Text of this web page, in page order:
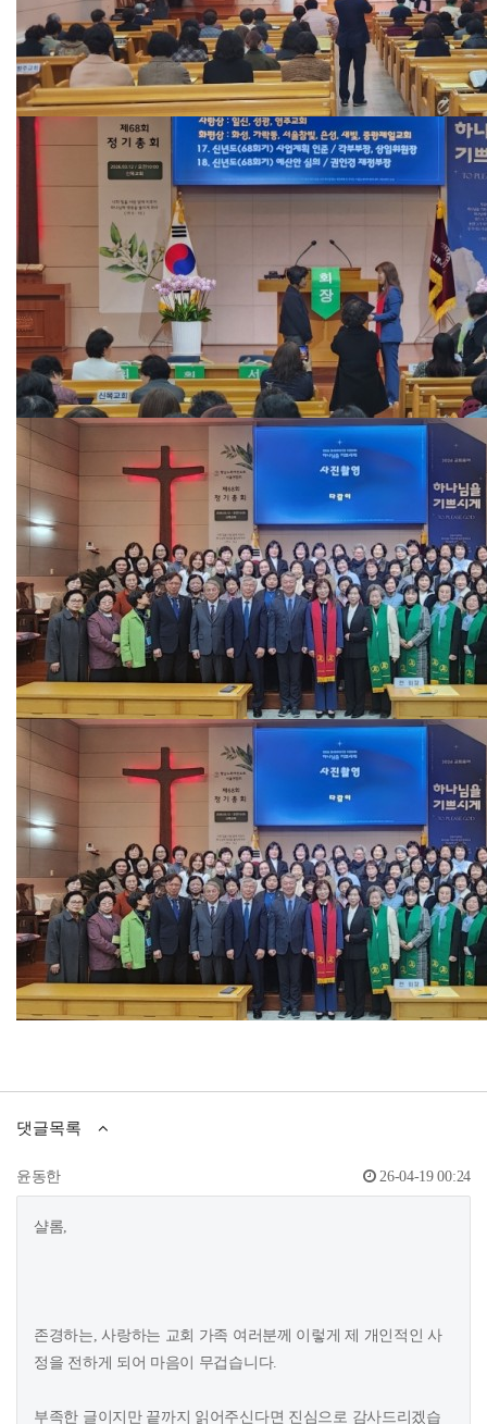
댓글목록
윤동한 26-04-19 00:24
샬롬,
존경하는, 사랑하는 교회 가족 여러분께 이렇게 제 개인적인 사
정을 전하게 되어 마음이 무겁습니다.
부족한 글이지만 끝까지 읽어주신다면 진심으로 감사드리겠습